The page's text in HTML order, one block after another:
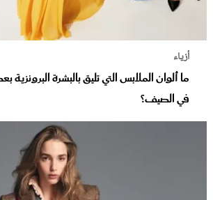
أزياء
ما ألوان الملابس التي تليق بالبشرة
في الصيف؟